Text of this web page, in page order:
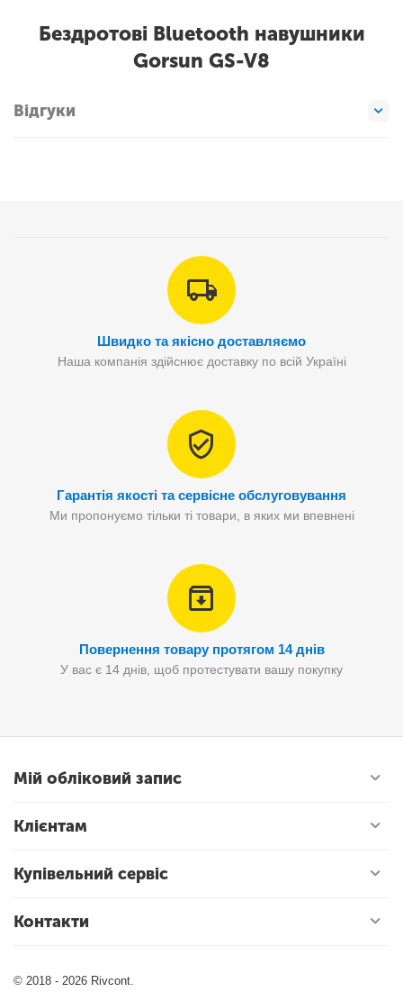
Бездротові Bluetooth навушники
Gorsun GS-V8
Відгуки
Швидко та якісно доставляємо
Наша компанія здійснює доставку по всій Україні
Гарантія якості та сервісне обслуговування
Ми пропонуємо тільки ті товари, в яких ми впевнені
Повернення товару протягом 14 днів
У вас є 14 днів, щоб протестувати вашу покупку
Мій обліковий запис
Клієнтам
Купівельний сервіс
Контакти
© 2018 - 2026 Rivcont.